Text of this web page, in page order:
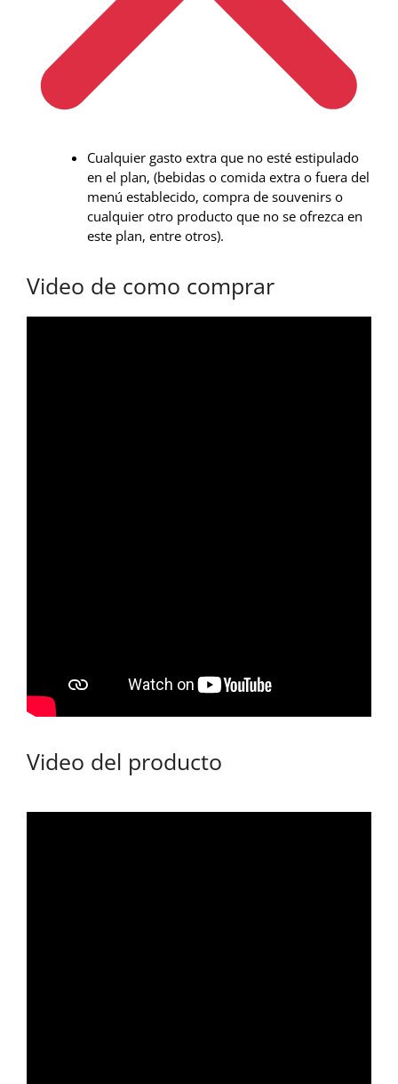
Cualquier gasto extra que no esté estipulado
en el plan, (bebidas o comida extra o fuera del
menú establecido, compra de souvenirs o
cualquier otro producto que no se ofrezca en
este plan, entre otros).
Video de como comprar
Video del producto